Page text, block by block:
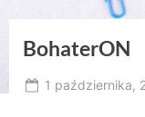
BohaterON
Posted
1 października,